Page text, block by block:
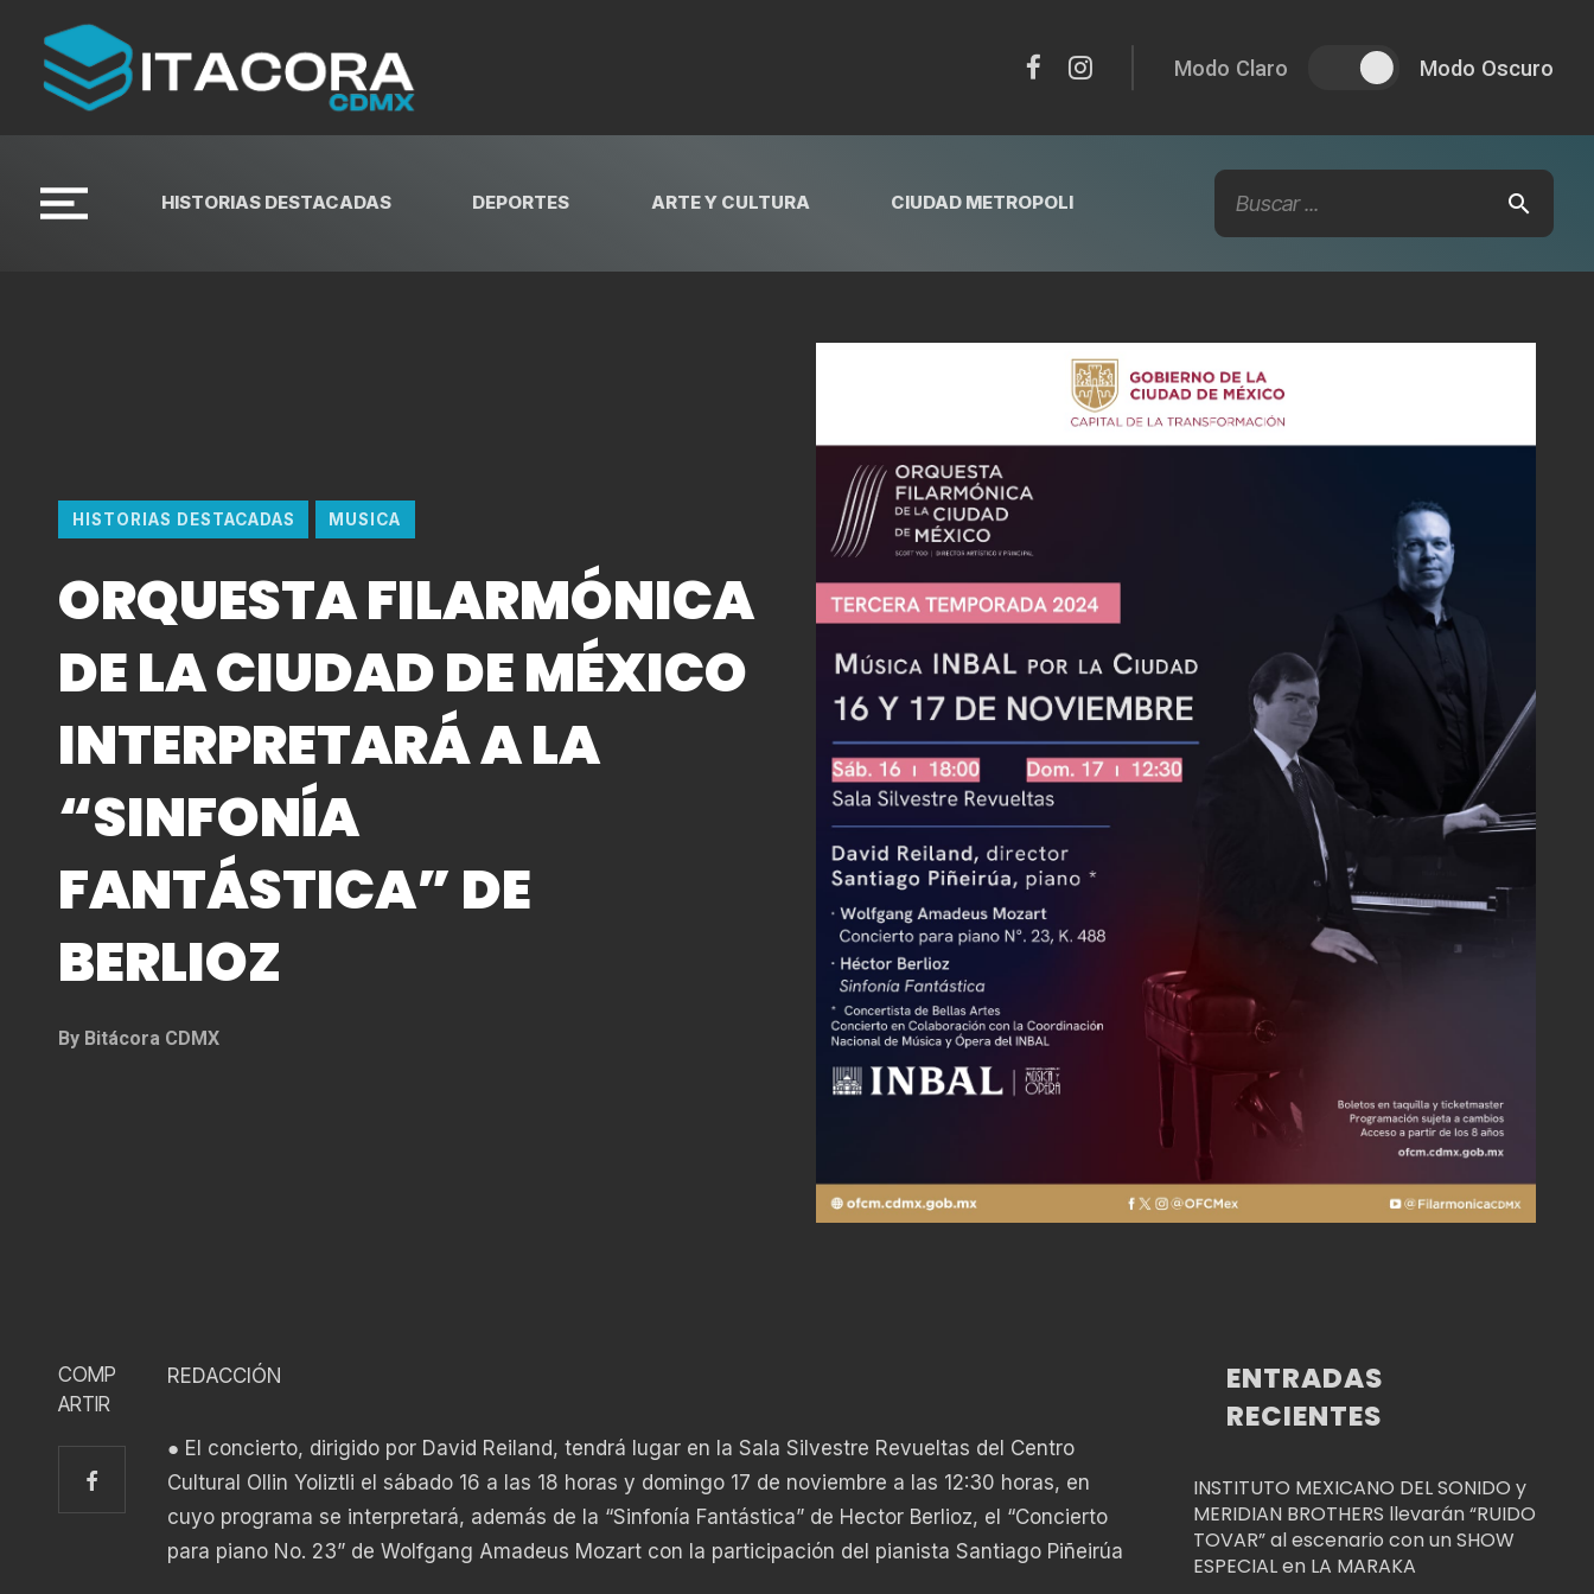
Modo Claro Modo Oscuro
HISTORIAS DESTACADAS DEPORTES ARTE Y CULTURA CIUDAD METROPOLI
HISTORIAS DESTACADAS MUSICA
ORQUESTA FILARMÓNICA
DE LA CIUDAD DE MÉXICO
INTERPRETARÁ A LA
“SINFONÍA
FANTÁSTICA” DE
BERLIOZ
By Bitácora CDMX
COMP
ARTIR
REDACCIÓN
● El concierto, dirigido por David Reiland, tendrá lugar en la Sala Silvestre Revueltas del Centro
Cultural Ollin Yoliztli el sábado 16 a las 18 horas y domingo 17 de noviembre a las 12:30 horas, en
cuyo programa se interpretará, además de la “Sinfonía Fantástica” de Hector Berlioz, el “Concierto
para piano No. 23” de Wolfgang Amadeus Mozart con la participación del pianista Santiago Piñeirúa
ENTRADAS
RECIENTES
INSTITUTO MEXICANO DEL SONIDO y
MERIDIAN BROTHERS llevarán “RUIDO
TOVAR” al escenario con un SHOW
ESPECIAL en LA MARAKA